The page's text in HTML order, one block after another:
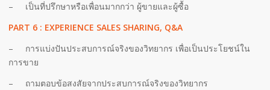
– เป็นที่ปรึกษาหรือเพื่อนมากกว่า ผู้ขายและผู้ซื้อ
PART 6 : EXPERIENCE SALES SHARING, Q&A
– การแบ่งปันประสบการณ์จริงของวิทยากร เพื่อเป็นประโยชน์ใน
การขาย
– ถามตอบข้อสงสัยจากประสบการณ์จริงของวิทยากร